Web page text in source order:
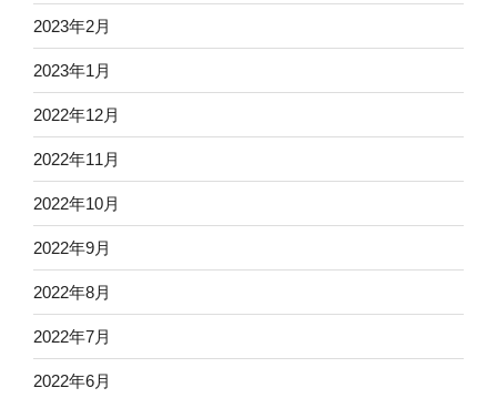
2023年2月
2023年1月
2022年12月
2022年11月
2022年10月
2022年9月
2022年8月
2022年7月
2022年6月